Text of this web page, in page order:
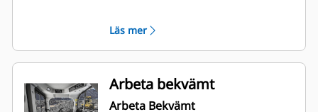
utnyttja den kraft och det
vridmoment som motorn utför.
Nettoresultatet är mer material
flyttat.
Använd körhastighetsreglering för
att ställa in önskad topphastighet
Läs mer
Arbeta bekvämt
Arbeta Bekvämt